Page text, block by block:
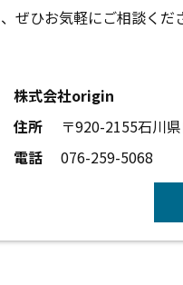
ぜひお気軽にご相談く
株式会社origin
住所
〒920-2155石川
電話
076-259-5068